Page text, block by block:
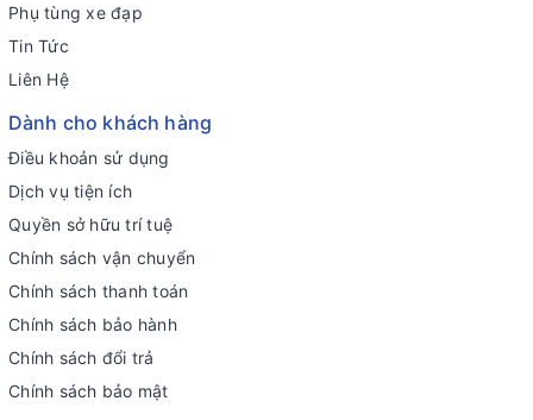
Phụ tùng xe đạp
Tin Tức
Liên Hệ
Dành cho khách hàng
Điều khoản sử dụng
Dịch vụ tiện ích
Quyền sở hữu trí tuệ
Chính sách vận chuyển
Chính sách thanh toán
Chính sách bảo hành
Chính sách đổi trả
Chính sách bảo mật